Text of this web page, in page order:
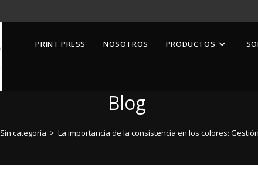
PRINT PRESS NOSOTROS PRODUCTOS
Blog
Sin categoría > La importancia de la consistencia en los colores: